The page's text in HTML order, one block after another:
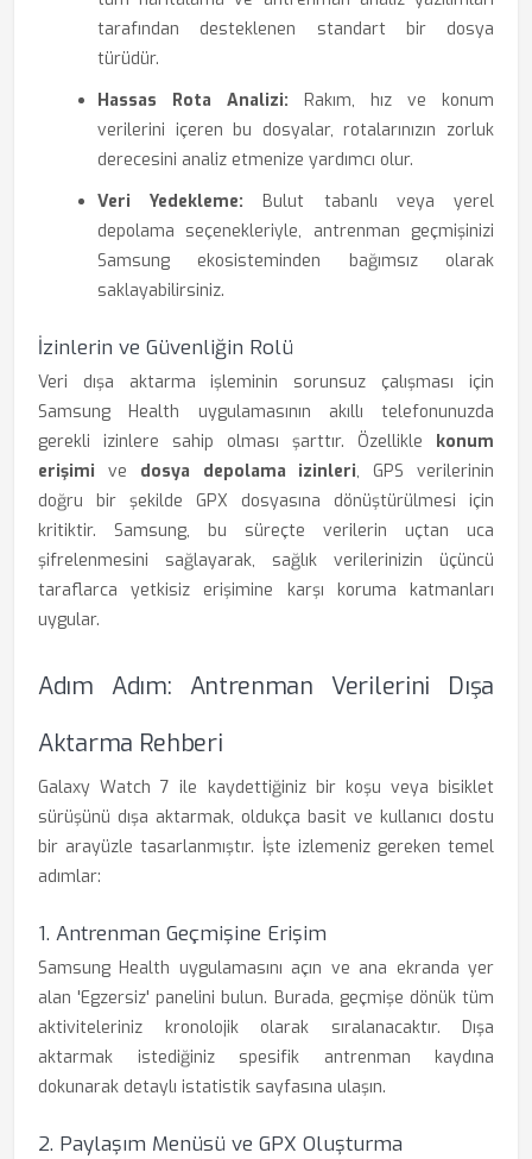
tarafından desteklenen standart bir dosya
türüdür.
Hassas Rota Analizi: Rakım, hız ve konum
verilerini içeren bu dosyalar, rotalarınızın zorluk
derecesini analiz etmenize yardımcı olur.
Veri Yedekleme: Bulut tabanlı veya yerel
depolama seçenekleriyle, antrenman geçmişinizi
Samsung ekosisteminden bağımsız olarak
saklayabilirsiniz.
İzinlerin ve Güvenliğin Rolü
Veri dışa aktarma işleminin sorunsuz çalışması için
Samsung Health uygulamasının akıllı telefonunuzda
gerekli izinlere sahip olması şarttır. Özellikle konum
erişimi ve dosya depolama izinleri, GPS verilerinin
doğru bir şekilde GPX dosyasına dönüştürülmesi için
kritiktir. Samsung, bu süreçte verilerin uçtan uca
şifrelenmesini sağlayarak, sağlık verilerinizin üçüncü
taraflarca yetkisiz erişimine karşı koruma katmanları
uygular.
Adım Adım: Antrenman Verilerini Dışa
Aktarma Rehberi
Galaxy Watch 7 ile kaydettiğiniz bir koşu veya bisiklet
sürüşünü dışa aktarmak, oldukça basit ve kullanıcı dostu
bir arayüzle tasarlanmıştır. İşte izlemeniz gereken temel
adımlar:
1. Antrenman Geçmişine Erişim
Samsung Health uygulamasını açın ve ana ekranda yer
alan 'Egzersiz' panelini bulun. Burada, geçmişe dönük tüm
aktiviteleriniz kronolojik olarak sıralanacaktır. Dışa
aktarmak istediğiniz spesifik antrenman kaydına
dokunarak detaylı istatistik sayfasına ulaşın.
2. Paylaşım Menüsü ve GPX Oluşturma